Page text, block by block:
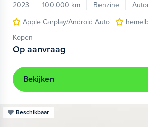
2023
100.000 km Benzine
Apple Carplay/Android Auto
Kopen
Op aanvraag
Bekijken
Beschikbaar